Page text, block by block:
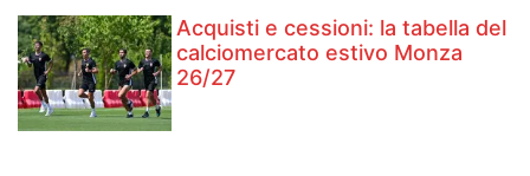
Acquisti e cessioni: la tabella del
calciomercato estivo Monza
26/27